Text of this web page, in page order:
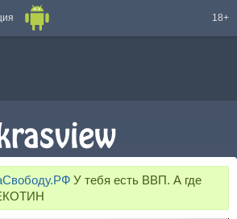
18+
У тебя есть ВВП. А где